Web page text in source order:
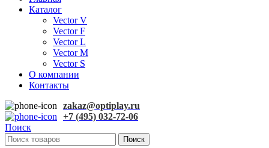
Каталог
Vector V
Vector F
Vector L
Vector M
Vector S
О компании
Контакты
zakaz@optiplay.ru
+7 (495) 032-72-06
Поиск
Поиск